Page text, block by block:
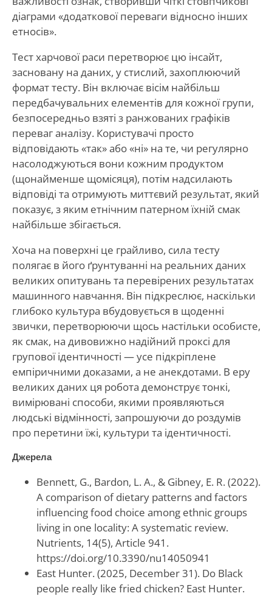
діаграми «додаткової переваги відносно інших
етносів».
Тест харчової раси перетворює цю інсайт,
засновану на даних, у стислий, захоплюючий
формат тесту. Він включає вісім найбільш
передбачувальних елементів для кожної групи,
безпосередньо взяті з ранжованих графіків
переваг аналізу. Користувачі просто
відповідають «так» або «ні» на те, чи регулярно
насолоджуються вони кожним продуктом
(щонайменше щомісяця), потім надсилають
відповіді та отримують миттєвий результат, який
показує, з яким етнічним патерном їхній смак
найбільше збігається.
Хоча на поверхні це грайливо, сила тесту
полягає в його ґрунтуванні на реальних даних
великих опитувань та перевірених результатах
машинного навчання. Він підкреслює, наскільки
глибоко культура вбудовується в щоденні
звички, перетворюючи щось настільки особисте,
як смак, на дивовижно надійний проксі для
групової ідентичності — усе підкріплене
емпіричними доказами, а не анекдотами. В еру
великих даних ця робота демонструє тонкі,
вимірювані способи, якими проявляються
людські відмінності, запрошуючи до роздумів
про перетини їжі, культури та ідентичності.
Джерела
Bennett, G., Bardon, L. A., & Gibney, E. R. (2022).
A comparison of dietary patterns and factors
influencing food choice among ethnic groups
living in one locality: A systematic review.
Nutrients, 14(5), Article 941.
https://doi.org/10.3390/nu14050941
East Hunter. (2025, December 31). Do Black
people really like fried chicken? East Hunter.